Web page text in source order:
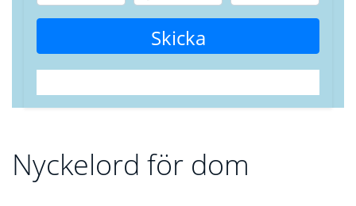
Skicka
Nyckelord för dom